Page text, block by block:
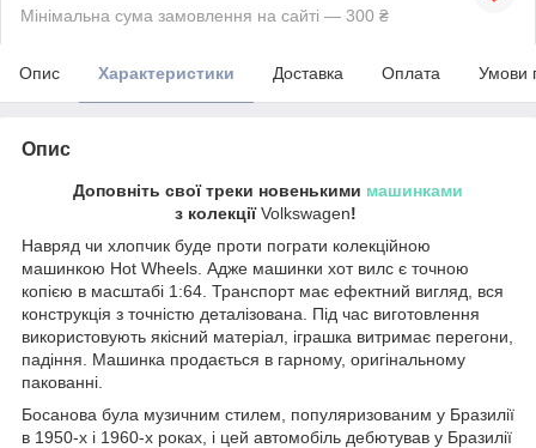
Мінімальна сума замовлення на сайті — 300 ₴
Опис Характеристики Доставка Оплата Умови
Опис
Доповніть свої треки новенькими машинками
з колекціїVolkswagen!
Навряд чи хлопчик буде проти пограти колекційною
машинкою Hot Wheels. Адже машинки хот вилс є точною
копією в масштабі 1:64. Транспорт має ефектний вигляд, вся
конструкція з точністю деталізована. Під час виготовлення
використовують якісний матеріал, іграшка витримає перегони,
падіння. Машинка продається в гарному, оригінальному
пакованні.
Босанова була музичним стилем, популяризованим у Бразилії
в 1950-х і 1960-х роках, і цей автомобіль дебютував у Бразилії